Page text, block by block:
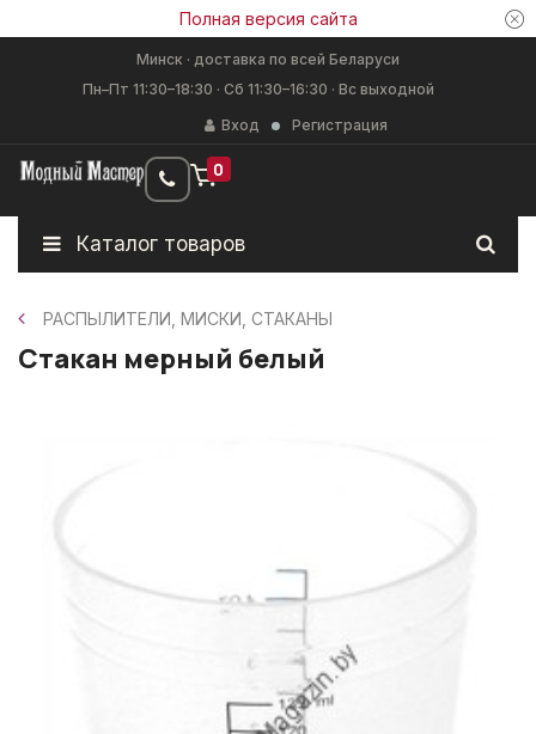
Полная версия сайта
Минск · доставка по всей Беларуси
Пн–Пт 11:30–18:30 · Сб 11:30–16:30 · Вс выходной
Вход
Регистрация
0
Каталог товаров
РАСПЫЛИТЕЛИ, МИСКИ, СТАКАНЫ
Стакан мерный белый